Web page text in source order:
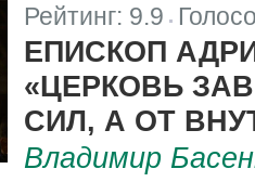
Рейтинг: 9.9 |
ЕПИСКОП
«ЦЕРКОВЬ
СИЛ, А ОТ
Владимир